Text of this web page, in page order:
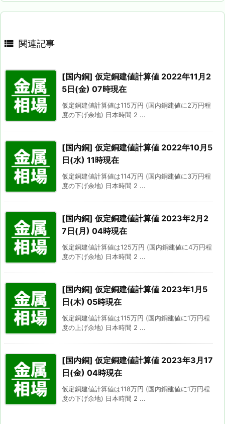
 関連記事
[国内銅] 仮定銅建値計算値 2022年11月2
5日(金) 07時現在
仮定銅建値計算値は115万円 (国内銅建値に2万円程
度の下げ余地) 日本時間 2 ...
[国内銅] 仮定銅建値計算値 2022年10月5
日(水) 11時現在
仮定銅建値計算値は114万円 (国内銅建値に3万円程
度の下げ余地) 日本時間 2 ...
[国内銅] 仮定銅建値計算値 2023年2月2
7日(月) 04時現在
仮定銅建値計算値は125万円 (国内銅建値に4万円程
度の下げ余地) 日本時間 2 ...
[国内銅] 仮定銅建値計算値 2023年1月5
日(木) 05時現在
仮定銅建値計算値は115万円 (国内銅建値に1万円程
度の上げ余地) 日本時間 2 ...
[国内銅] 仮定銅建値計算値 2023年3月17
日(金) 04時現在
仮定銅建値計算値は118万円 (国内銅建値に1万円程
度の下げ余地) 日本時間 2 ...